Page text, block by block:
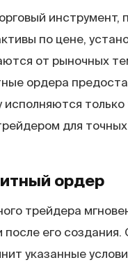
инструмент,
по цене,
от рыночных
ордера
исполняются
для
ордер
трейдера
его
указанные